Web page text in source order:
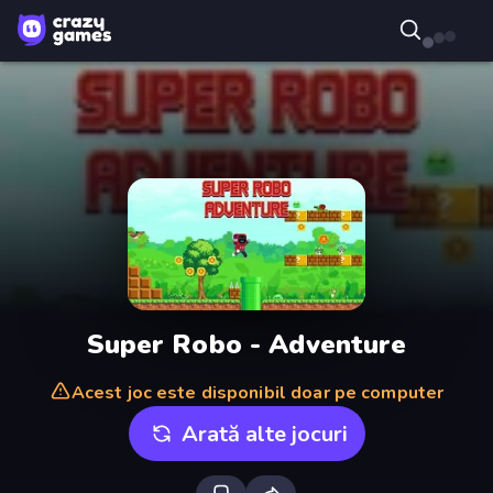
Super Robo - Adventure
Acest joc este disponibil doar pe computer
Arată alte jocuri